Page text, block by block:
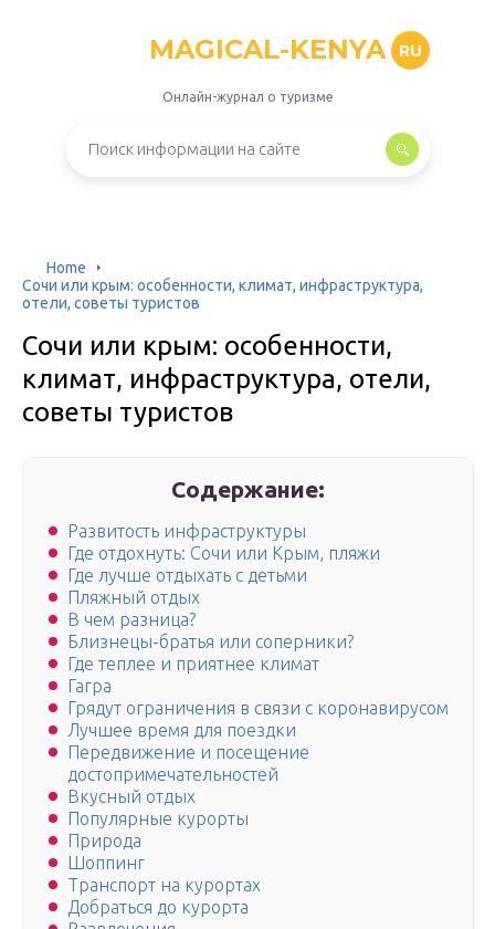
MAGICAL-KENYA RU
Онлайн-журнал о туризме
Home
Сочи или крым: особенности, климат, инфраструктура,
отели, советы туристов
Сочи или крым: особенности,
климат, инфраструктура, отели,
советы туристов
Содержание:
Развитость инфраструктуры
Где отдохнуть: Сочи или Крым, пляжи
Где лучше отдыхать с детьми
Пляжный отдых
В чем разница?
Близнецы-братья или соперники?
Где теплее и приятнее климат
Гагра
Грядут ограничения в связи с коронавирусом
Лучшее время для поездки
Передвижение и посещение
достопримечательностей
Вкусный отдых
Популярные курорты
Природа
Шоппинг
Транспорт на курортах
Добраться до курорта